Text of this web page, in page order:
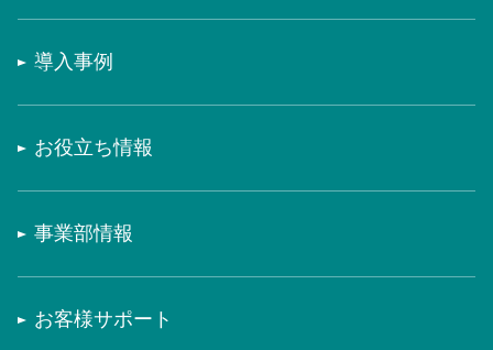
導入事例
お役立ち情報
事業部情報
お客様サポート